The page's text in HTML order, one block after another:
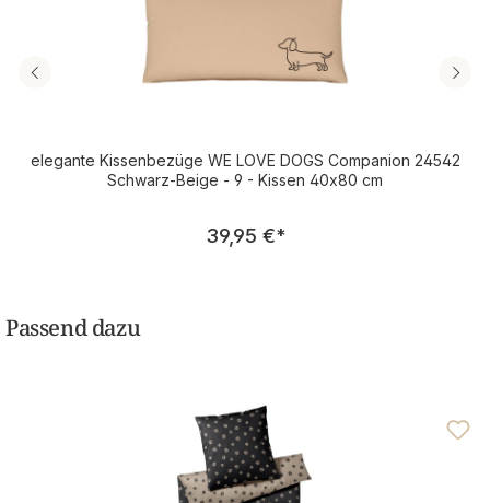
elegante Kissenbezüge WE LOVE DOGS Companion 24542
Schwarz-Beige - 9 - Kissen 40x80 cm
Regulärer Preis:
39,95 €*
Passend dazu